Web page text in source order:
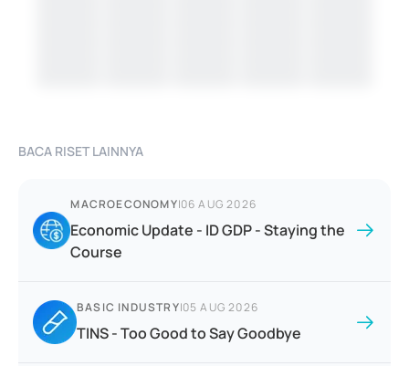
BACA RISET LAINNYA
MACROECONOMY|06 AUG 2026
Economic Update - ID GDP - Staying the
Course
BASIC INDUSTRY|05 AUG 2026
TINS - Too Good to Say Goodbye